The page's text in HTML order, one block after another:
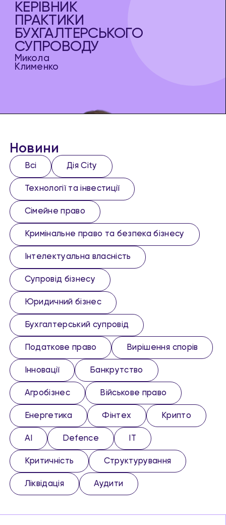
КЕРІВНИК
ПРАКТИКИ
БУХГАЛТЕРСЬКОГО
СУПРОВОДУ
Микола
Клименко
Новини
Всі Дія City
Технології та інвестиції
Сімейне право
Кримінальне право та безпека бізнесу
Інтелектуальна власність
Супровід бізнесу
Юридичний бізнес
Бухгалтерський супровід
Податкове право Вирішення спорів
Інновації Банкрутство
Агробізнес Військове право
Енергетика Фінтех Крипто
AI Defence IT
Критичність Структурування
Ліквідація Аудити